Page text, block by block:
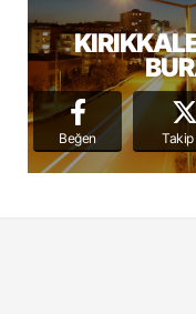
Beğen Takip